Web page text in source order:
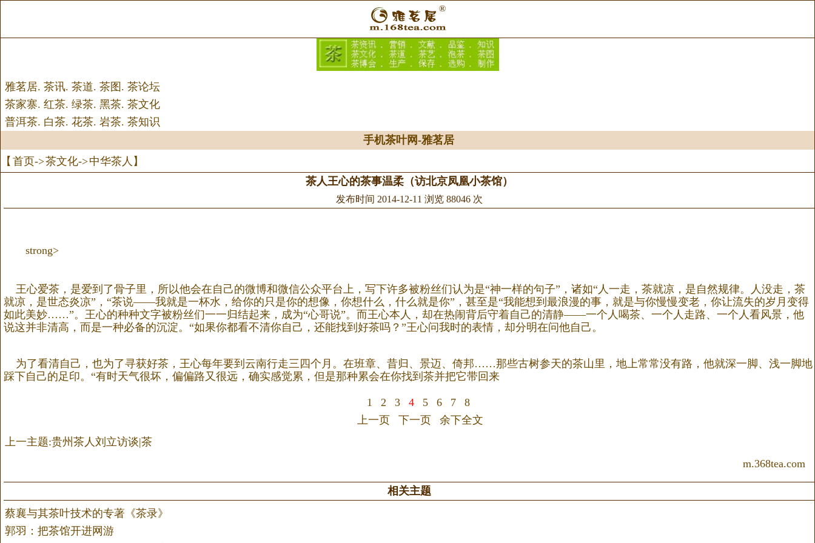
雅茗居. 茶讯. 茶道. 茶图 . 茶论坛
茶家寨. 红茶. 绿茶. 黑茶. 茶文化
普洱茶. 白茶. 花茶. 岩茶. 茶知识
手机茶叶网-雅茗居
【 首页->茶文化->中华茶人 】
茶人王心的茶事温柔（访北京凤凰小茶馆）
发布时间 2014-12-11 浏览 88046 次
strong>
王心爱茶，是爱到了骨子里，所以他会在自己的微博和微信公众平台上，写下许多被粉丝们认为是“神一样的句子”，诸如“人一走，茶就凉，是自然规律。人没走，茶
就凉，是世态炎凉”，“茶说——我就是一杯水，给你的只是你的想像，你想什么，什么就是你”，甚至是“我能想到最浪漫的事，就是与你慢慢变老，你让流失的岁月变得
如此美妙……”。王心的种种文字被粉丝们一一归结起来，成为“心哥说”。而王心本人，却在热闹背后守着自己的清静——一个人喝茶、一个人走路、一个人看风景，他
说这并非清高，而是一种必备的沉淀。“如果你都看不清你自己，还能找到好茶吗？”王心问我时的表情，却分明在问他自己。
为了看清自己，也为了寻获好茶，王心每年要到云南行走三四个月。在班章、昔归、景迈、倚邦……那些古树参天的茶山里，地上常常没有路，他就深一脚、浅一脚地
踩下自己的足印。“有时天气很坏，偏偏路又很远，确实感觉累，但是那种累会在你找到茶并把它带回来
1 2 3 4 5 6 7
8
上一页
下一页
余下全文
上一主题:贵州茶人刘立访谈|茶
m.368tea.com
相关主题
蔡襄与其茶叶技术的专著《茶录》
郭羽：把茶馆开进网游